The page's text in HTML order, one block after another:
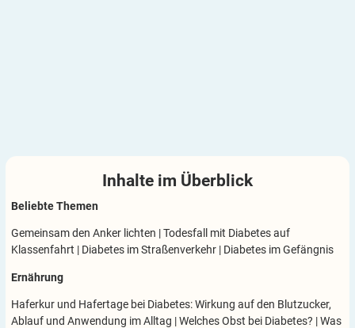
Inhalte im Überblick
Beliebte Themen
Gemeinsam den Anker lichten |Todesfall mit Diabetes auf
Klassenfahrt | Diabetes im Straßenverkehr | Diabetes im Gefängnis
Ernährung
Haferkur und Hafertage bei Diabetes: Wirkung auf den Blutzucker,
Ablauf und Anwendung im Alltag |Welches Obst bei Diabetes? |Was